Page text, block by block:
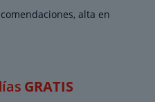
alta en
GRATIS